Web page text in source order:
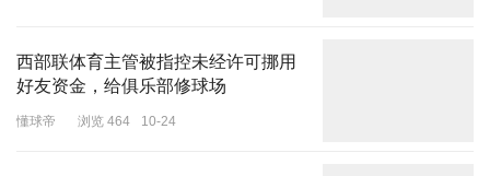
西部联体育主管被指控未经许可挪用
好友资金，给俱乐部修球场
懂球帝 浏览 464 10-24